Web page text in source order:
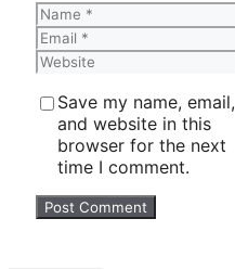
Name
Email
Website
Save my name, email,
and website in this
browser for the next
time I comment.